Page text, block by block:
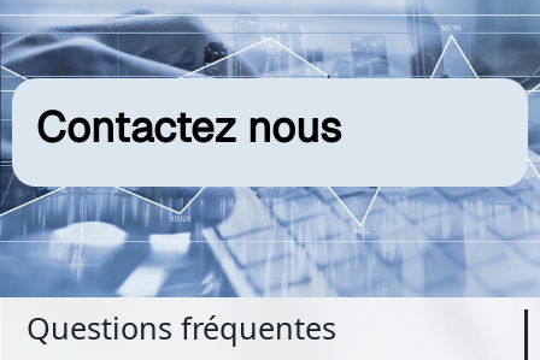
Contactez nous
Questions fréquentes